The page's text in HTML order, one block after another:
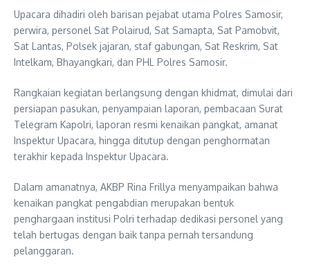
Upacara dihadiri oleh barisan pejabat utama Polres Samosir,
perwira, personel Sat Polairud, Sat Samapta, Sat Pamobvit,
Sat Lantas, Polsek jajaran, staf gabungan, Sat Reskrim, Sat
Intelkam, Bhayangkari, dan PHL Polres Samosir.
Rangkaian kegiatan berlangsung dengan khidmat, dimulai dari
persiapan pasukan, penyampaian laporan, pembacaan Surat
Telegram Kapolri, laporan resmi kenaikan pangkat, amanat
Inspektur Upacara, hingga ditutup dengan penghormatan
terakhir kepada Inspektur Upacara.
Dalam amanatnya, AKBP Rina Frillya menyampaikan bahwa
kenaikan pangkat pengabdian merupakan bentuk
penghargaan institusi Polri terhadap dedikasi personel yang
telah bertugas dengan baik tanpa pernah tersandung
pelanggaran.